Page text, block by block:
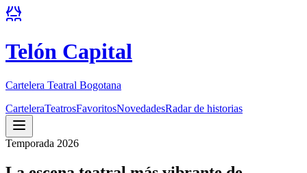
Telón Capital
Cartelera Teatral Bogotana
CarteleraTeatrosFavoritosNovedadesRadar de historias
Temporada 2026